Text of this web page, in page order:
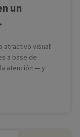
un
atractivo visual!
a base de
atención — y